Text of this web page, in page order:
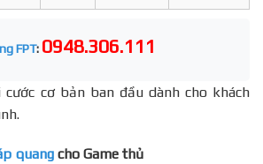
FPT: 0948.306.111
cơ bản ban đầu dành cho khách
quang cho Game thủ